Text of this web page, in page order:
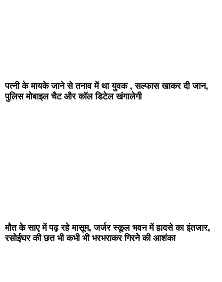
पत्नी के मायके जाने से तनाव में था युवक , सल्फास खाकर दी जान,
पुलिस मोबाइल चैट और कॉल डिटेल खंगालेगी
मौत के साए में पढ़ रहे मासूम, जर्जर स्कूल भवन में हादसे का इंतजार,
रसोईघर की छत भी कभी भी भरभराकर गिरने की आशंका